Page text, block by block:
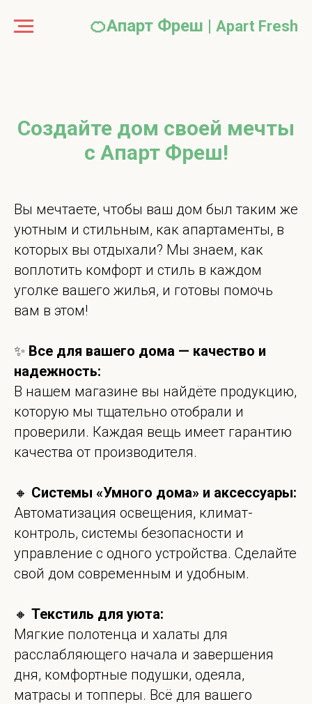
🍊Апарт Фреш | Apart Fresh
Создайте дом своей мечты
с Апарт Фреш!
Вы мечтаете, чтобы ваш дом был таким же
уютным и стильным, как апартаменты, в
которых вы отдыхали? Мы знаем, как
воплотить комфорт и стиль в каждом
уголке вашего жилья, и готовы помочь
вам в этом!
✨ Все для вашего дома — качество и
надежность:
В нашем магазине вы найдёте продукцию,
которую мы тщательно отобрали и
проверили. Каждая вещь имеет гарантию
качества от производителя.
🔸 Системы «Умного дома» и аксессуары:
Автоматизация освещения, климат-
контроль, системы безопасности и
управление с одного устройства. Сделайте
свой дом современным и удобным.
🔸 Текстиль для уюта:
Мягкие полотенца и халаты для
расслабляющего начала и завершения
дня, комфортные подушки, одеяла,
матрасы и топперы. Всё для вашего